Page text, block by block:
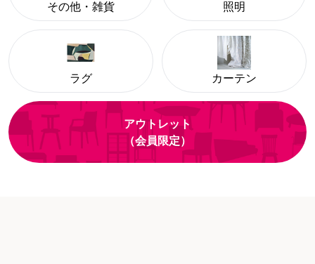
その他・雑貨 照明
ラグ カーテン
アウトレット
（会員限定）